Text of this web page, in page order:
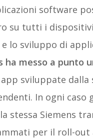
software
su tutti i
lo sviluppo di
ha messo a punto
sviluppate dalla
In ogni caso
stessa Siemens
per il roll-